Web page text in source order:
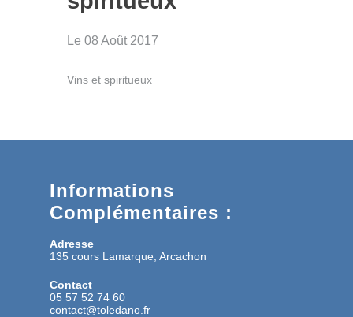
Le 08 Août 2017
Vins et spiritueux
Informations
Complémentaires :
Adresse
135 cours Lamarque, Arcachon
Contact
05 57 52 74 60
contact@toledano.fr